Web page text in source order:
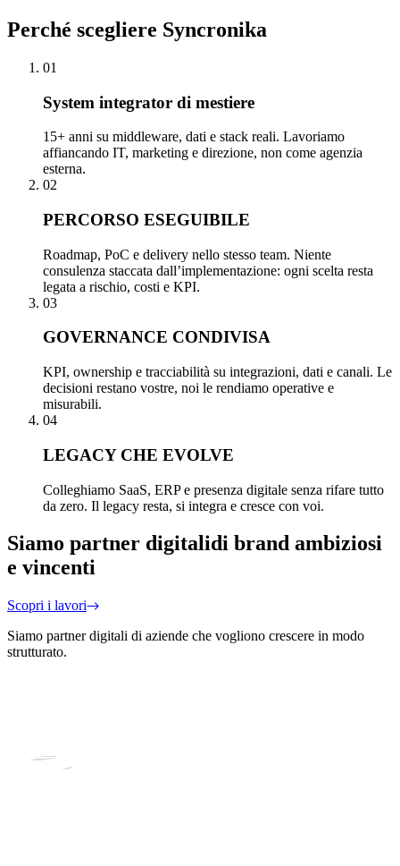
Perché scegliere Syncronika
01
System integrator di mestiere
15+ anni su middleware, dati e stack reali. Lavoriamo
affiancando IT, marketing e direzione, non come agenzia
esterna.
02
PERCORSO ESEGUIBILE
Roadmap, PoC e delivery nello stesso team. Niente
consulenza staccata dall’implementazione: ogni scelta resta
legata a rischio, costi e KPI.
03
GOVERNANCE CONDIVISA
KPI, ownership e tracciabilità su integrazioni, dati e canali. Le
decisioni restano vostre, noi le rendiamo operative e
misurabili.
04
LEGACY CHE EVOLVE
Colleghiamo SaaS, ERP e presenza digitale senza rifare tutto
da zero. Il legacy resta, si integra e cresce con voi.
Siamo partner digitalidi brand ambiziosi
e vincenti
Scopri i lavori
Siamo partner digitali di aziende che vogliono crescere in modo
strutturato.